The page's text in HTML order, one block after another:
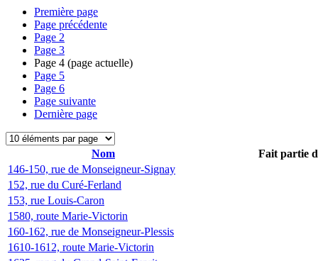
Première page
Page précédente
Page 2
Page 3
Page 4 (page actuelle)
Page 5
Page 6
Page suivante
Dernière page
Nom
Fait partie
146-150, rue de Monseigneur-Signay
152, rue du Curé-Ferland
153, rue Louis-Caron
1580, route Marie-Victorin
160-162, rue de Monseigneur-Plessis
1610-1612, route Marie-Victorin